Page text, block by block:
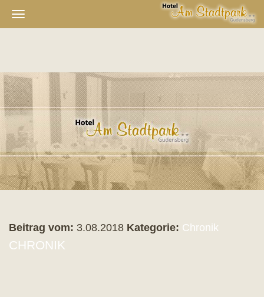
Navigation
Beitrag vom: 3.08.2018 Kategorie: Chronik
CHRONIK